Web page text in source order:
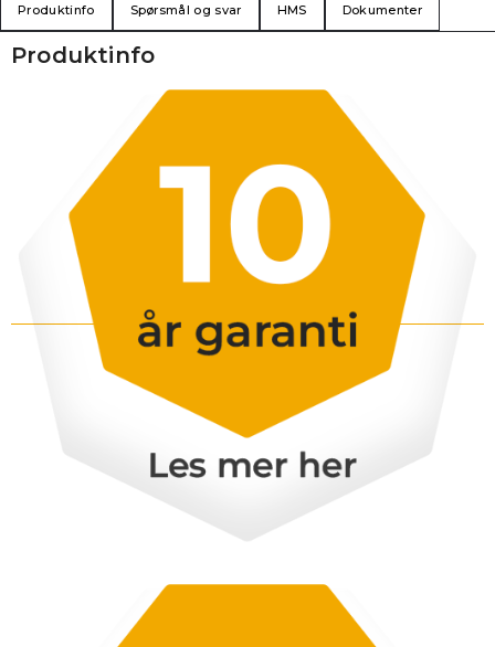
Produktinfo Spørsmål og svar HMS Dokumenter
Produktinfo